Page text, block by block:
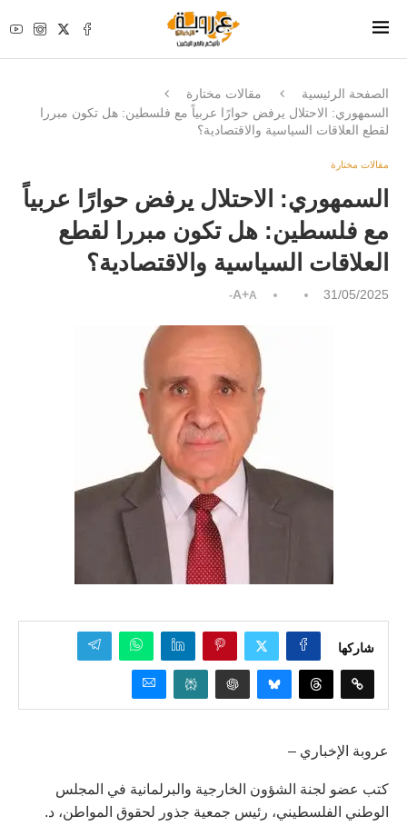
الصفحة الرئيسية
مقالات مختارة
السمهوري: الاحتلال يرفض حوارًا عربياً مع فلسطين: هل تكون مبررا
لقطع العلاقات السياسية والاقتصادية؟
مقالات مختارة
السمهوري: الاحتلال يرفض حوارًا عربياً
مع فلسطين: هل تكون مبررا لقطع
العلاقات السياسية والاقتصادية؟
31/05/2025
A+A-
شاركها
عروبة الإخباري –
كتب عضو لجنة الشؤون الخارجية والبرلمانية في المجلس
الوطني الفلسطيني، رئيس جمعية جذور لحقوق المواطن، د.